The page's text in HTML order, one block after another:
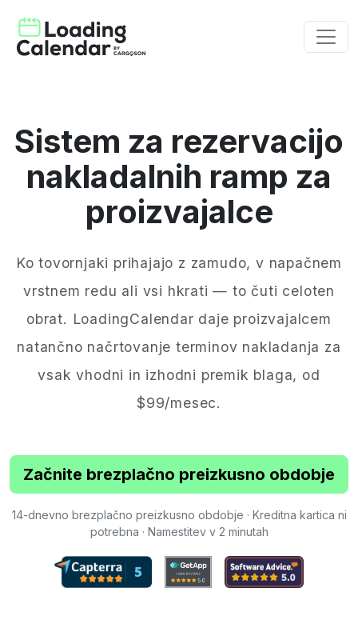
Sistem za rezervacijo
nakladalnih ramp za
proizvajalce
Ko tovornjaki prihajajo z zamudo, v napačnem
vrstnem redu ali vsi hkrati — to čuti celoten
obrat. LoadingCalendar daje proizvajalcem
natančno načrtovanje terminov nakladanja za
vsak vhodni in izhodni premik blaga, od
$99/mesec.
Začnite brezplačno preizkusno obdobje
14-dnevno brezplačno preizkusno obdobje · Kreditna kartica ni
potrebna · Namestitev v 2 minutah